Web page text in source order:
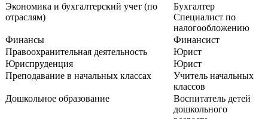
Экономика и бухгалтерский учет (по
отраслям)
Бухгалтер
Специалист по
налогообложению
Финансы
Финансист
Правоохранительная деятельность
Юрист
Юриспруденция
Юрист
Преподавание в начальных классах
Учитель начальных
классов
Дошкольное образование
Воспитатель детей
дошкольного